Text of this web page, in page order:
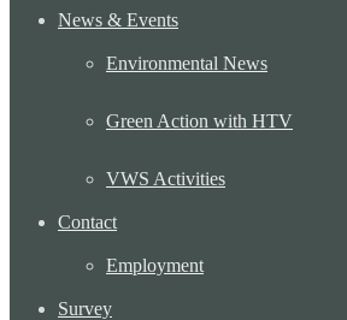
News & Events
Environmental News
Green Action with HTV
VWS Activities
Contact
Employment
Survey